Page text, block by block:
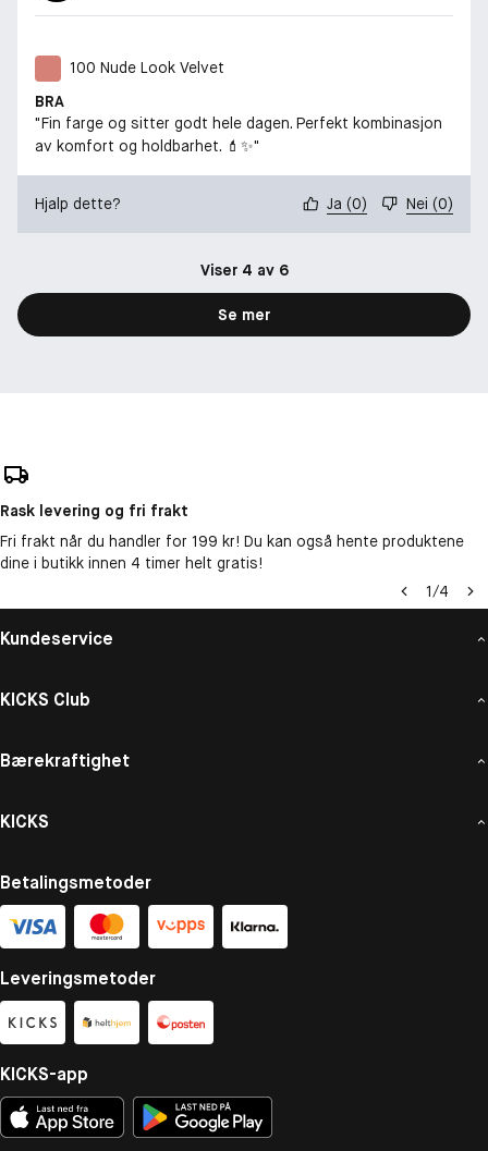
100 Nude Look Velvet
BRA
"Fin farge og sitter godt hele dagen. Perfekt kombinasjon
av komfort og holdbarhet. 💄✨"
Hjalp dette? Ja (0) Nei (0)
Viser 4 av 6
Se mer
Rask levering og fri frakt
Fri frakt når du handler for 199 kr! Du kan også hente produktene
dine i butikk innen 4 timer helt gratis!
1/4
Kundeservice
KICKS Club
Bærekraftighet
KICKS
Betalingsmetoder
Leveringsmetoder
KICKS-app